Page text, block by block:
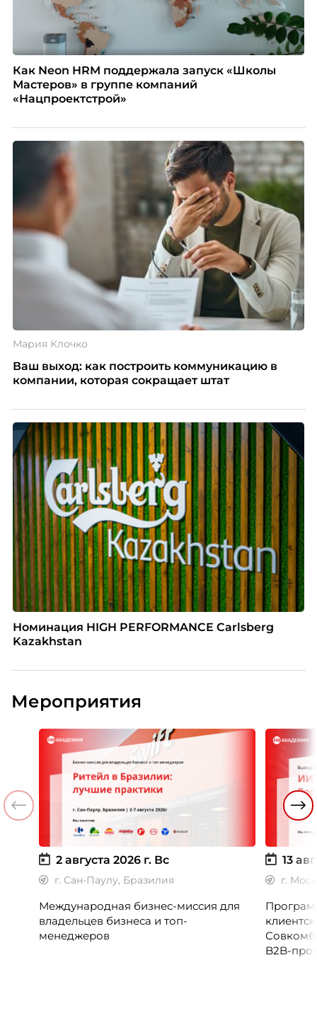
Как Neon HRM поддержала запуск «Школы
Мастеров» в группе компаний
«Нацпроектстрой»
Мария Клочко
Ваш выход: как построить коммуникацию в
компании, которая сокращает штат
Номинация HIGH PERFORMANCE Carlsberg
Kazakhstan
Мероприятия
2 августа 2026 г. Вс
г. Сан-Паулу, Бразилия
Международная бизнес-миссия для
владельцев бизнеса и топ-
менеджеров
13
г.
B2B-